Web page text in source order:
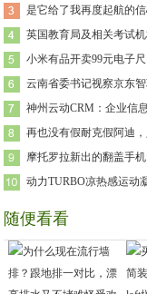
是它给了我再度起航的
英国教育局及相关考试机
小米有品开卖99元电子
云南省委书记视察京东智
神州云动CRM：企业信
再也没有假耐克假阿迪
摩托罗拉新出的翻盖手
动力TURBO凉热感运动
随便看看